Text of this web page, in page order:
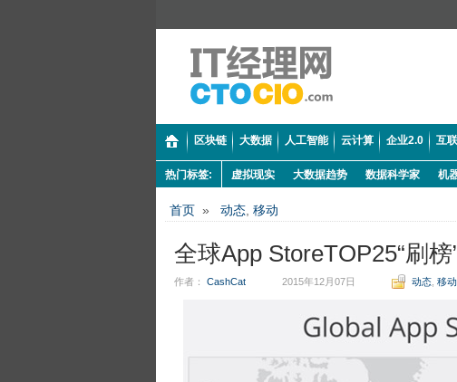
区块链 大数据 人工智能 云计算 企业2.0 互
热门标签: 虚拟现实 大数据趋势 数据科学家 机
首页 » 动态 移动
全球App StoreTOP25“刷
作者： CashCat 2015年12月07日 动态 移动